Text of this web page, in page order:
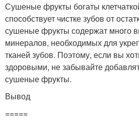
Сушеные фрукты богаты
способствует чистке зубов от
сушеные фрукты содержат много
минералов, необходимых для
тканей зубов. Поэтому, если вы
здоровыми, не забывайте
сушеные фрукты.
Вывод
=====